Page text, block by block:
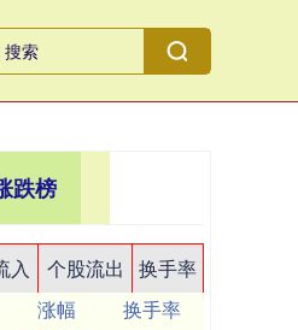
跌榜
入 个股流出
换手率
涨幅
换手率